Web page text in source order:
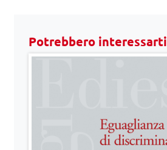
Potrebbero interessarti